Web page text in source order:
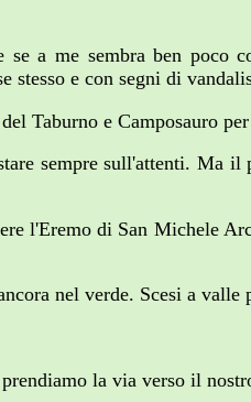
se a me sembra ben
stesso e con segni di
Taburno e Camposauro per
sempre sull'attenti. Ma
l'Eremo di San Michele
nel verde. Scesi a
la via verso il